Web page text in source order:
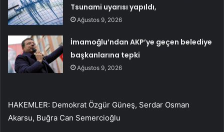
Tsunami uyarısı yapıldı,
Ağustos 9, 2026
İmamoğlu’ndan AKP’ye geçen belediye
başkanlarına tepki
Ağustos 9, 2026
HAKEMLER: Demokrat Özgür Güneş, Serdar Osman
Akarsu, Buğra Can Semercioğlu